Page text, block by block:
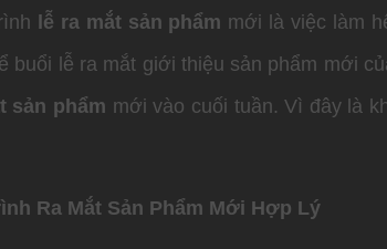
lễ ra mắt sản phẩm mới là việc làm
buổi lễ ra mắt giới thiệu sản phẩm mới
sản phẩm mới vào cuối tuần. Vì đây là
Ra Mắt Sản Phẩm Mới Hợp Lý